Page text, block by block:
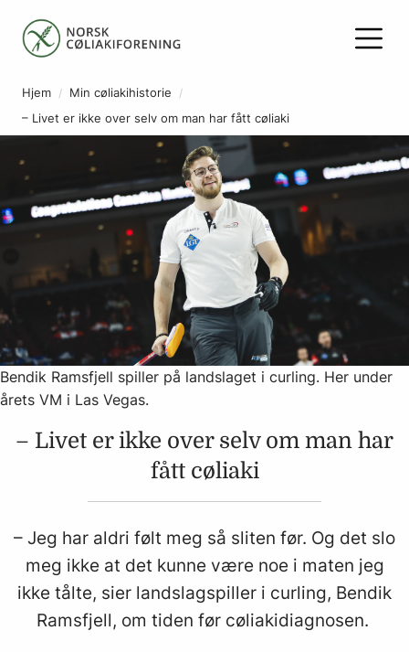
Hjem
Min cøliakihistorie
– Livet er ikke over selv om man har fått cøliaki
Bendik Ramsfjell spiller på landslaget i curling. Her under
årets VM i Las Vegas.
– Livet er ikke over selv om man har
fått cøliaki
– Jeg har aldri følt meg så sliten før. Og det slo
meg ikke at det kunne være noe i maten jeg
ikke tålte, sier landslagspiller i curling, Bendik
Ramsfjell, om tiden før cøliakidiagnosen.